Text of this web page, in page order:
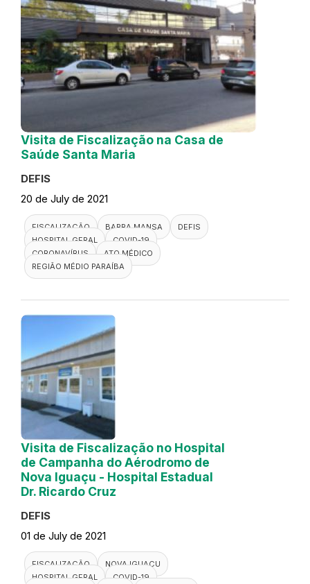
Visita de Fiscalização na Casa de
Saúde Santa Maria
DEFIS
20 de July de 2021
FISCALIZAÇÃO BARRA MANSA
DEFIS
HOSPITAL GERAL
COVID-19
CORONAVÍRUS
ATO MÉDICO
REGIÃO MÉDIO PARAÍBA
Visita de Fiscalização no Hospital
de Campanha do Aérodromo de
Nova Iguaçu - Hospital Estadual
Dr. Ricardo Cruz
DEFIS
01 de July de 2021
FISCALIZAÇÃO
NOVA IGUAÇU
HOSPITAL GERAL
COVID-19